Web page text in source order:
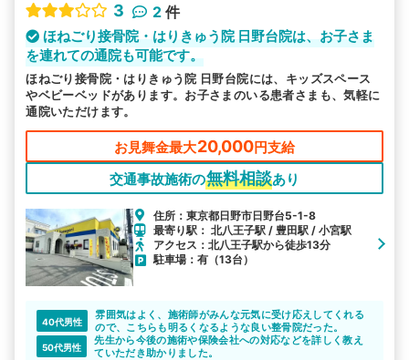
3
2 件
ほねごり接骨院・はりきゅう院 日野台院は、お子さま
を連れての通院も可能です。
ほねごり接骨院・はりきゅう院 日野台院には、キッズスペース
やベビーベッドがあります。お子さまのいる患者さまも、気軽に
通院いただけます。
お見舞金最大20,000円支給
交通事故施術の無料相談あり
住所：東京都日野市日野台5-1-8
最寄り駅： 北八王子駅 / 豊田駅 / 小宮駅
アクセス：北八王子駅から徒歩13分
駐車場：有（13台）
40代男性
雰囲気はよく、施術師がみんな元気に受け応えしてくれる
ので、こちらも明るくなるような良い整骨院だった。
50代男性
先生から今後の施術や保険会社への対応などを詳しく教え
ていただき助かりました。